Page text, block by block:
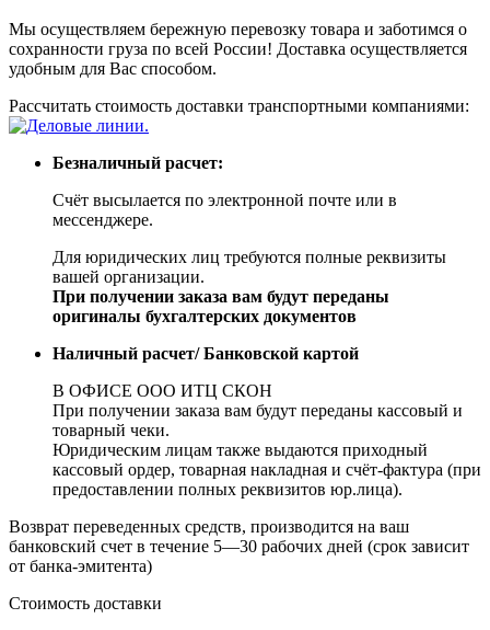
Мы осуществляем бережную перевозку товара и заботимся о
сохранности груза по всей России! Доставка осуществляется
удобным для Вас способом.
Рассчитать стоимость доставки транспортными компаниями:
Безналичный расчет:
Счёт высылается по электронной почте или в
мессенджере.
Для юридических лиц требуются полные реквизиты
вашей организации.
При получении заказа вам будут переданы
оригиналы бухгалтерских документов
Наличный расчет/ Банковской картой
В ОФИСЕ ООО ИТЦ СКОН
При получении заказа вам будут переданы кассовый и
товарный чеки.
Юридическим лицам также выдаются приходный
кассовый ордер, товарная накладная и счёт-фактура (при
предоставлении полных реквизитов юр.лица).
Возврат переведенных средств, производится на ваш
банковский счет в течение 5—30 рабочих дней (срок зависит
от банка-эмитента)
Стоимость доставки